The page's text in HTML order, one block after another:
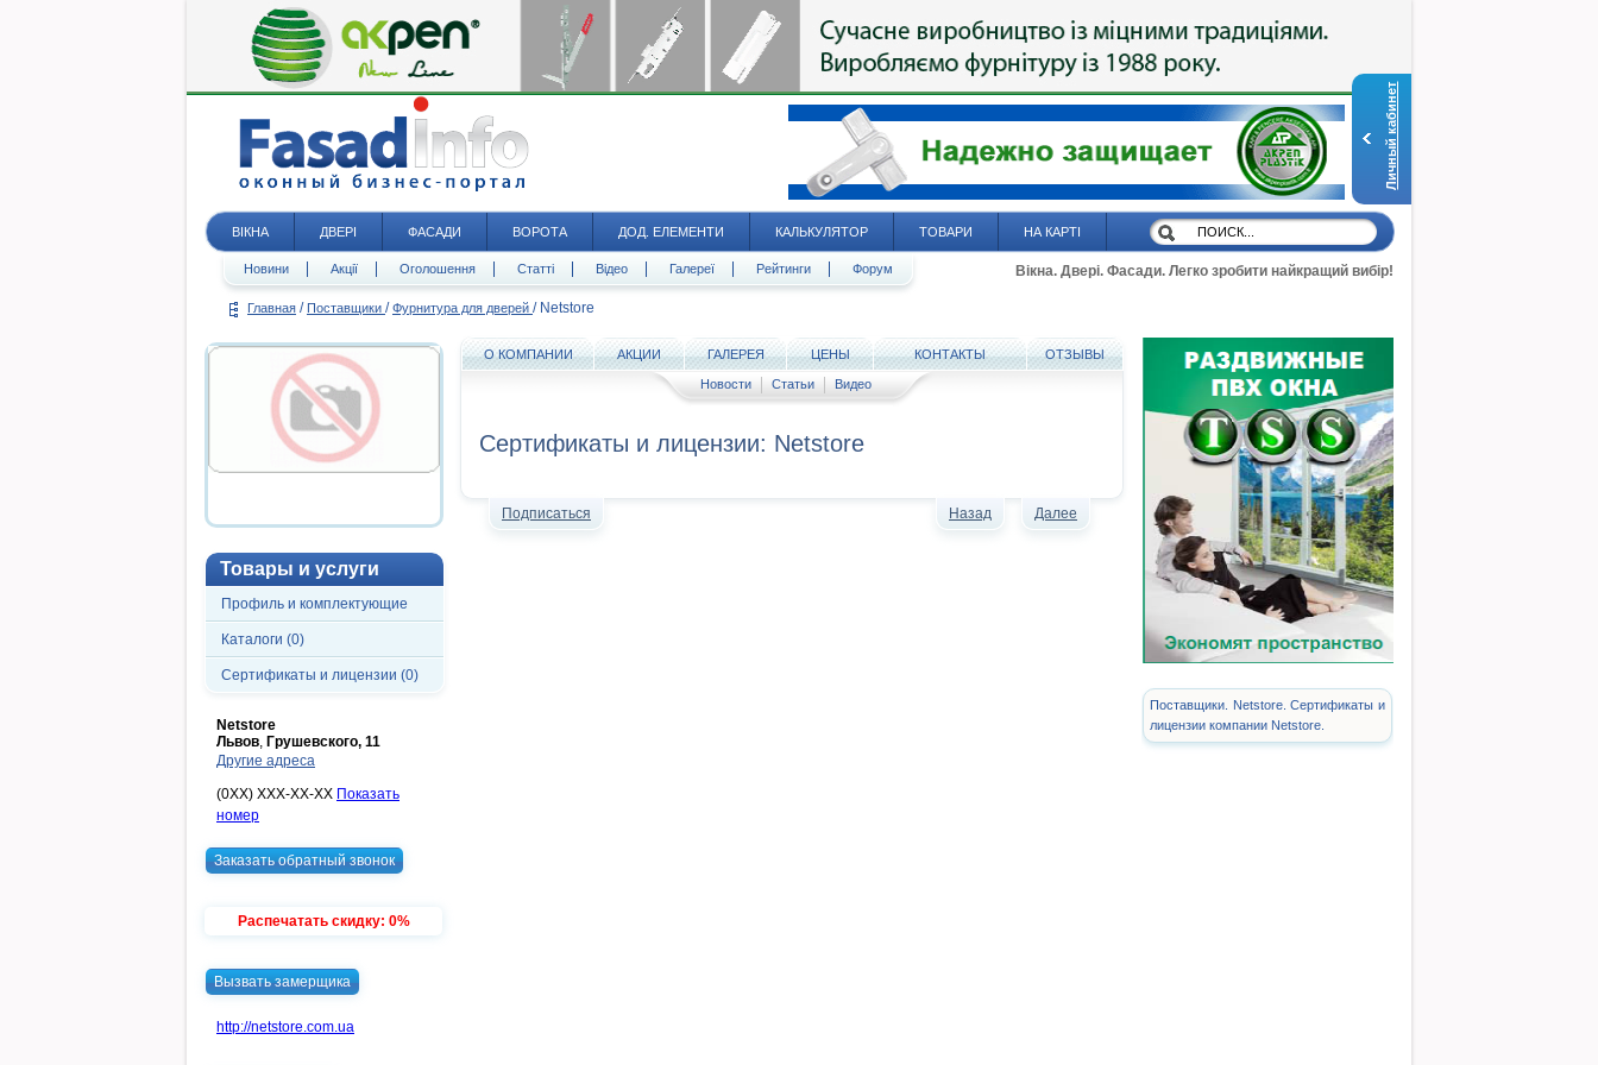
Личный кабинет
ВІКНА ДВЕРІ ФАСАДИ ВОРОТА ДОД. ЕЛЕМЕНТИ КАЛЬКУЛЯТОР ТОВАРИ НА КАРТІ
Новини Акції Оголошення Статті Відео Галереї Рейтинги Форум Вікна. Двері. Фасади. Легко зробити найкращий вибір!
Главная / Поставщики / Фурнитура для дверей / Netstore
Товары и услуги
Профиль и комплектующие
Каталоги (0)
Сертификаты и лицензии (0)
Netstore
Львов, Грушевского, 11
Другие адреса
(0XX) XXX-XX-XX Показать
номер
Заказать обратный звонок
Распечатать скидку: 0%
Вызвать замерщика
http://netstore.com.ua
О КОМПАНИИ АКЦИИ ГАЛЕРЕЯ ЦЕНЫ КОНТАКТЫ ОТЗЫВЫ
Новости Статьи Видео
Сертификаты и лицензии: Netstore
Подписаться Назад Далее
Поставщики. Netstore. Сертификаты и
лицензии компании Netstore.